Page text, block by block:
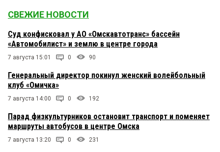
СВЕЖИЕ НОВОСТИ
Суд конфисковал у АО «Омскавтотранс» бассейн
«Автомобилист» и землю в центре города
7 августа 15:01 0 90
Генеральный директор покинул женский волейбольный
клуб «Омичка»
7 августа 14:00 0 192
Парад физкультурников остановит транспорт и поменяет
маршруты автобусов в центре Омска
7 августа 13:20 0 231